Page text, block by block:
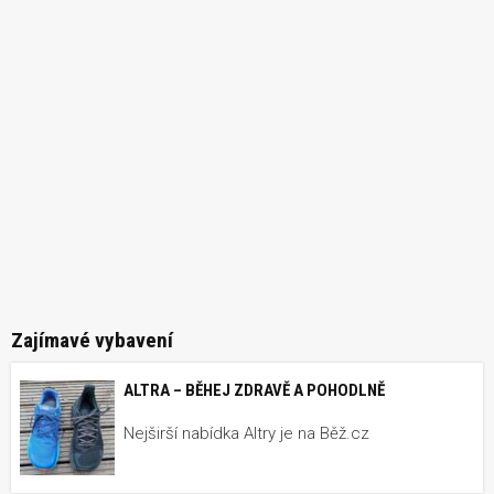
Zajímavé vybavení
ALTRA – BĚHEJ ZDRAVĚ A POHODLNĚ
Nejširší nabídka Altry je na Běž.cz